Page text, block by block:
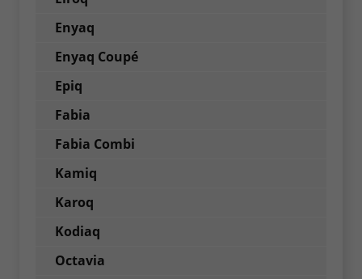
Enyaq
Enyaq Coupé
Epiq
Fabia
Fabia Combi
Kamiq
Karoq
Kodiaq
Octavia